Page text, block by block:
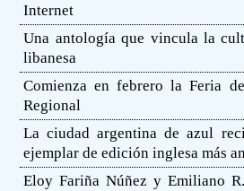
Internet
Una antología que vincula la
libanesa
Comienza en febrero la Feria
Regional
La ciudad argentina de azul
ejemplar de edición inglesa más
Eloy Fariña Núñez y Emiliano R.